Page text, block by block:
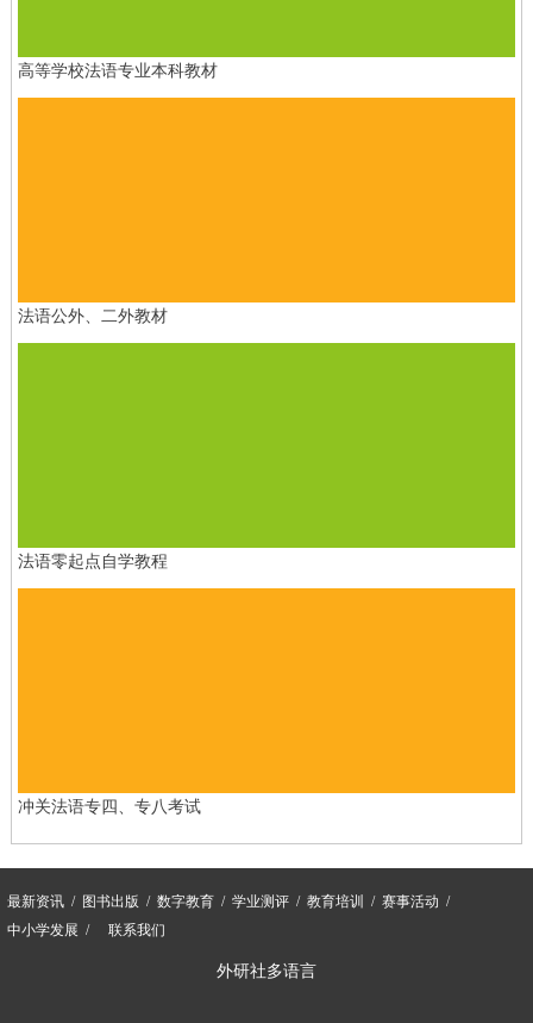
高等学校法语专业本科教材
法语公外、二外教材
法语零起点自学教程
冲关法语专四、专八考试
最新资讯 图书出版 数字教育 学业测评 教育培训
赛事活动
中小学发展
联系我们
外研社多语言